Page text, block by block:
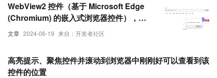
文章 2024-06-19 来自：开发者社区
WebView2 控件（基于 Microsoft Edge
(Chromium) 的嵌入式浏览器控件），获
取网页加载后的标题
高亮提示、聚焦控件并滚动到浏览器中刚刚好可以查看到该
控件的位置